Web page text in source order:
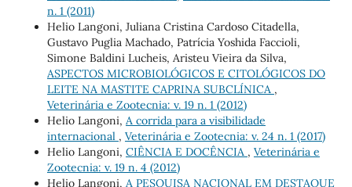
n. 1 (2011)
Helio Langoni, Juliana Cristina Cardoso Citadella,
Gustavo Puglia Machado, Patrícia Yoshida Faccioli,
Simone Baldini Lucheis, Aristeu Vieira da Silva,
ASPECTOS MICROBIOLÓGICOS E CITOLÓGICOS DO
LEITE NA MASTITE CAPRINA SUBCLÍNICA ,
Veterinária e Zootecnia: v. 19 n. 1 (2012)
Helio Langoni, A corrida para a visibilidade
internacional , Veterinária e Zootecnia: v. 24 n. 1 (2017)
Helio Langoni, CIÊNCIA E DOCÊNCIA , Veterinária e
Zootecnia: v. 19 n. 4 (2012)
Helio Langoni, A PESQUISA NACIONAL EM DESTAQUE